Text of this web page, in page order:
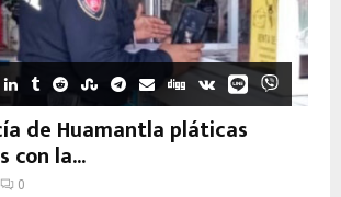
de Huamantla pláticas
con la...
0